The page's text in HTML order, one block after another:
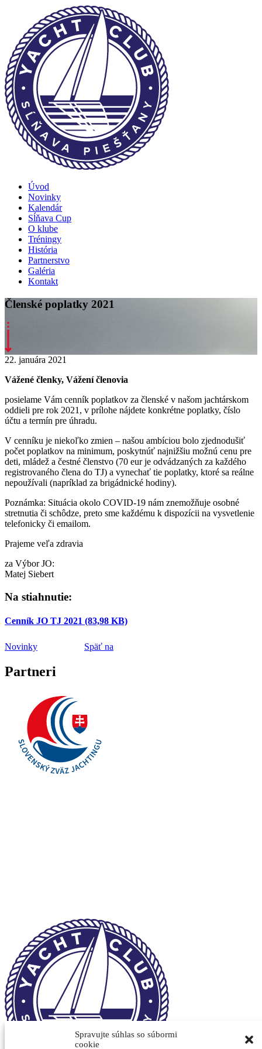
Spravujte súhlas so súbormi
cookie
Úvod
Novinky
Kalendár
Sĺňava Cup
O klube
Tréningy
História
Partnerstvo
Galéria
Kontakt
Členské poplatky 2021
22. januára 2021
Vážené členky, Vážení členovia
posielame Vám cenník poplatkov za členské v našom jachtárskom
oddieli pre rok 2021, v prílohe nájdete konkrétne poplatky, číslo
účtu a termín pre úhradu.
V cenníku je niekoľko zmien – našou ambíciou bolo zjednodušiť
počet poplatkov na minimum, poskytnúť najnižšiu možnú cenu pre
deti, mládež a čestné členstvo (70 eur je odvádzaných za každého
registrovaného člena do TJ) a vynechať tie poplatky, ktoré sa reálne
nepoužívali (napríklad za brigádnické hodiny).
Poznámka: Situácia okolo COVID-19 nám znemožňuje osobné
stretnutia či schôdze, preto sme každému k dispozícii na vysvetlenie
telefonicky či emailom.
Prajeme veľa zdravia
za Výbor JO:
Matej Siebert
Na stiahnutie:
Cenník JO TJ 2021 (83,98 KB)
Novinky Späť na
Partneri